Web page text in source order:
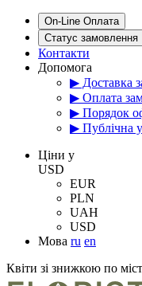
On-Line Оплата
Статус замовлення
Контакти
Допомога
▶ Доставка
▶ Оплата
▶ Порядок
▶ Публічна
Цiни у
USD
EUR
PLN
UAH
USD
Мова ru en
Квіти зі знижкою по